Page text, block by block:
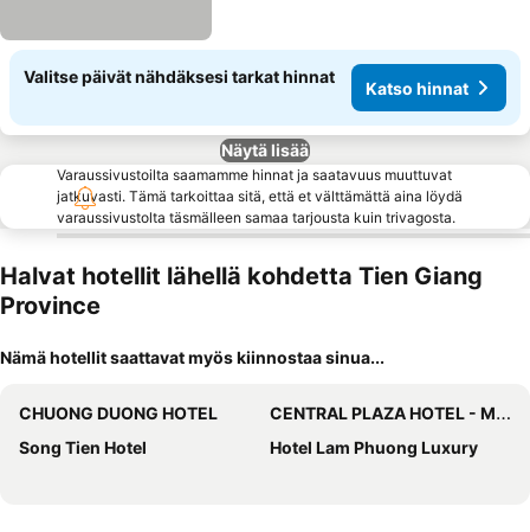
Valitse päivät nähdäksesi tarkat hinnat
Katso hinnat
Näytä lisää
Varaussivustoilta saamamme hinnat ja saatavuus muuttuvat
jatkuvasti. Tämä tarkoittaa sitä, että et välttämättä aina löydä
varaussivustolta täsmälleen samaa tarjousta kuin trivagosta.
Halvat hotellit lähellä kohdetta Tien Giang
Province
Nämä hotellit saattavat myös kiinnostaa sinua...
CHUONG DUONG HOTEL
CENTRAL PLAZA HOTEL - Mỹ Tho
Song Tien Hotel
Hotel Lam Phuong Luxury